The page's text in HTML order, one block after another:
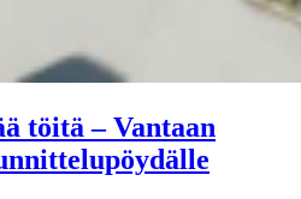
töitä – Vantaan